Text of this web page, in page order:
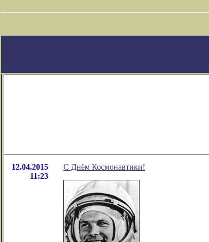
12.04.2015
11:23
С Днём Космонавтики!